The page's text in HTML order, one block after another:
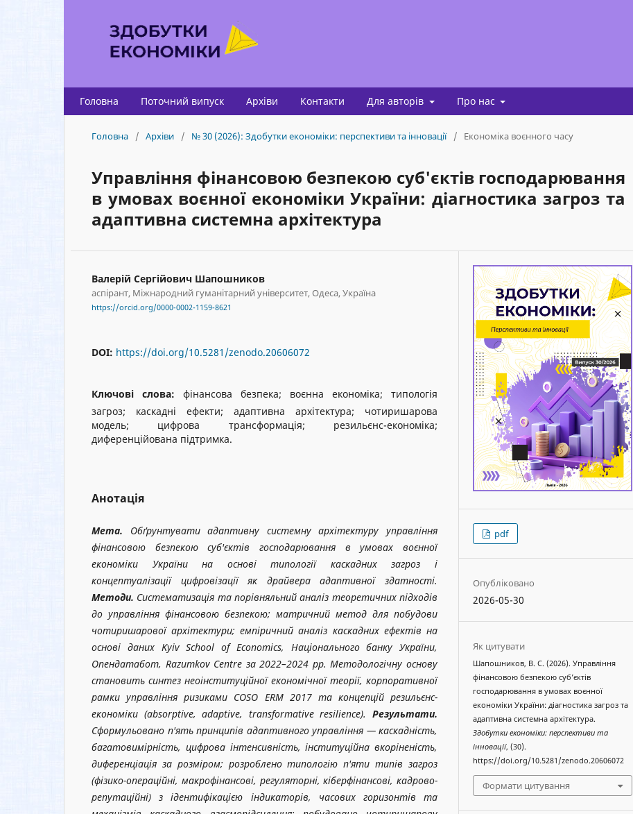
Головна Поточний випуск Архіви Контакти Для авторів Про нас
Головна / Архіви / № 30 (2026): Здобутки економіки: перспективи та інновації / Економіка воєнного часу
Управління фінансовою безпекою суб'єктів господарювання
в умовах воєнної економіки України: діагностика загроз та
адаптивна системна архітектура
Валерій Сергійович Шапошников
аспірант, Міжнародний гуманітарний університет, Одеса, Україна
https://orcid.org/0000-0002-1159-8621
DOI: https://doi.org/10.5281/zenodo.20606072
Ключові слова: фінансова безпека; воєнна економіка; типологія
загроз; каскадні ефекти; адаптивна архітектура; чотиришарова
модель; цифрова трансформація; резильєнс-економіка;
диференційована підтримка.
Анотація
Мета. Обґрунтувати адаптивну системну архітектуру управління
фінансовою безпекою суб'єктів господарювання в умовах воєнної
економіки України на основі типології каскадних загроз і
концептуалізації цифровізації як драйвера адаптивної здатності.
Методи. Систематизація та порівняльний аналіз теоретичних підходів
до управління фінансовою безпекою; матричний метод для побудови
чотиришарової архітектури; емпіричний аналіз каскадних ефектів на
основі даних Kyiv School of Economics, Національного банку України,
Опендатабот, Razumkov Centre за 2022–2024 рр. Методологічну основу
становить синтез неоінституційної економічної теорії, корпоративної
рамки управління ризиками COSO ERM 2017 та концепцій резильєнс-
економіки (absorptive, adaptive, transformative resilience). Результати.
Сформульовано п'ять принципів адаптивного управління — каскадність,
багатовимірність, цифрова інтенсивність, інституційна вкоріненість,
диференціація за розміром; розроблено типологію п'яти типів загроз
(фізико-операційні, макрофінансові, регуляторні, кіберфінансові, кадрово-
репутаційні) з ідентифікацією індикаторів, часових горизонтів та
pdf
Опубліковано
2026-05-30
Як цитувати
Шапошников, В. С. (2026). Управління
фінансовою безпекою суб’єктів
господарювання в умовах воєнної
економіки України: діагностика загроз та
адаптивна системна архітектура.
Здобутки економіки: перспективи та
інновації, (30).
https://doi.org/10.5281/zenodo.20606072
Формати цитування